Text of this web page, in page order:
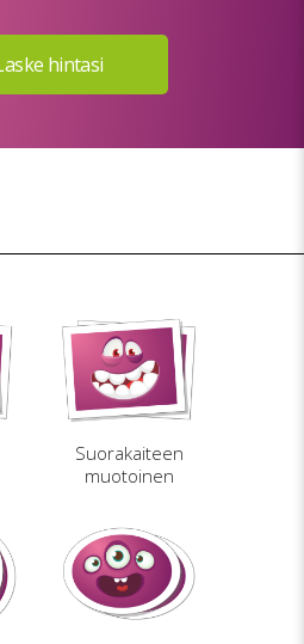
Suorakaiteen
muotoinen